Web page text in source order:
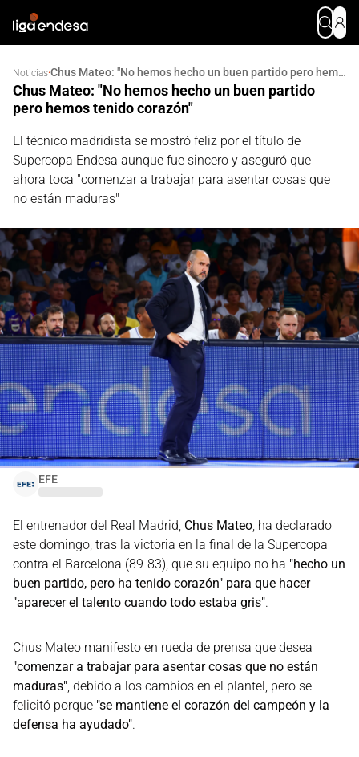
Noticias· Chus Mateo: "No hemos hecho un buen partido pero hemos tenido corazón"
Chus Mateo: "No hemos hecho un buen partido
pero hemos tenido corazón"
El técnico madridista se mostró feliz por el título de
Supercopa Endesa aunque fue sincero y aseguró que
ahora toca "comenzar a trabajar para asentar cosas que
no están maduras"
EFE
El entrenador del Real Madrid, Chus Mateo, ha declarado
este domingo, tras la victoria en la final de la Supercopa
contra el Barcelona (89-83), que su equipo no ha "hecho un
buen partido, pero ha tenido corazón" para que hacer
"aparecer el talento cuando todo estaba gris".
Chus Mateo manifesto en rueda de prensa que desea
"comenzar a trabajar para asentar cosas que no están
maduras", debido a los cambios en el plantel, pero se
felicitó porque "se mantiene el corazón del campeón y la
defensa ha ayudado".